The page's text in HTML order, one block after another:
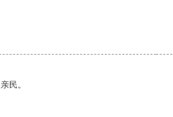
民。